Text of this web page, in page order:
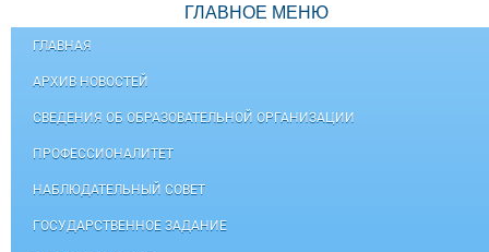
ГЛАВНОЕ МЕНЮ
ГЛАВНАЯ
АРХИВ НОВОСТЕЙ
СВЕДЕНИЯ ОБ ОБРАЗОВАТЕЛЬНОЙ ОРГАНИЗАЦИИ
ПРОФЕССИОНАЛИТЕТ
НАБЛЮДАТЕЛЬНЫЙ СОВЕТ
ГОСУДАРСТВЕННОЕ ЗАДАНИЕ